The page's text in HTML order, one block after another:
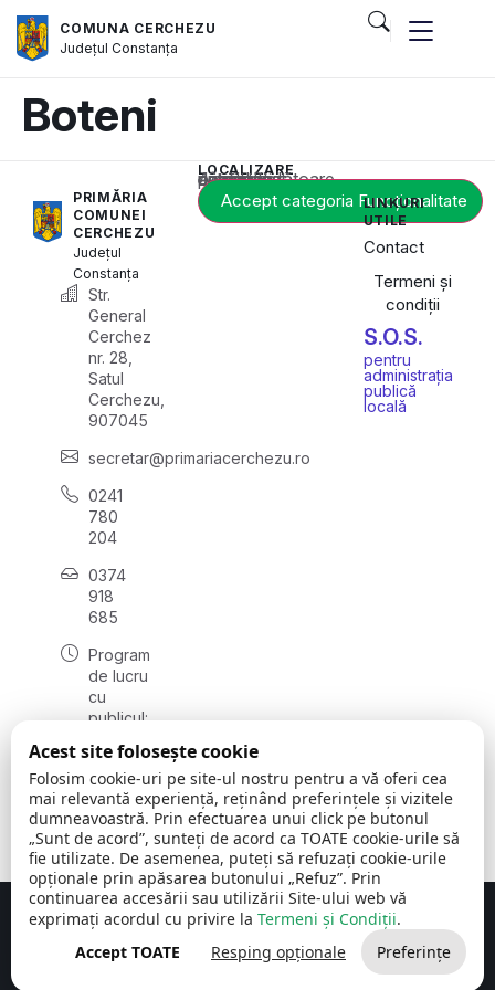
COMUNA CERCHEZU
JudețulConstanța
Boteni
PRIMĂRIA
COMUNEI
CERCHEZU
Județul
Constanța
Str.
General
Cerchez
nr. 28,
Satul
Cerchezu,
907045
secretar@primariacerchezu.ro
0241
780
204
0374
918
685
Program
de lucru
cu
publicul:
08:00 -
16:30
, vineri:
08:00 -
14:00
LOCALIZARE
Acest conținut este blocat până când acceptați categoria corespunzătoare de cookie-uri.
Accept categoria Funcționalitate
LINKURI
UTILE
Contact
Termeni și
condiții
S.O.S.
pentru
administrația
publică
locală
Comuna Cerchezu © 2026Toate drepturile rezervate
Concept realizat de Big Media Relații Publice SRL
Acest site folosește cookie
Folosim cookie-uri pe site-ul nostru pentru a vă oferi cea
mai relevantă experiență, reținând preferințele și vizitele
dumneavoastră. Prin efectuarea unui click pe butonul
„Sunt de acord”, sunteți de acord ca TOATE cookie-urile să
fie utilizate. De asemenea, puteți să refuzați cookie-urile
opționale prin apăsarea butonului „Refuz”. Prin
continuarea accesării sau utilizării Site-ului web vă
exprimați acordul cu privire la Termeni și Condiții.
Accept TOATE
Resping opționale Preferințe